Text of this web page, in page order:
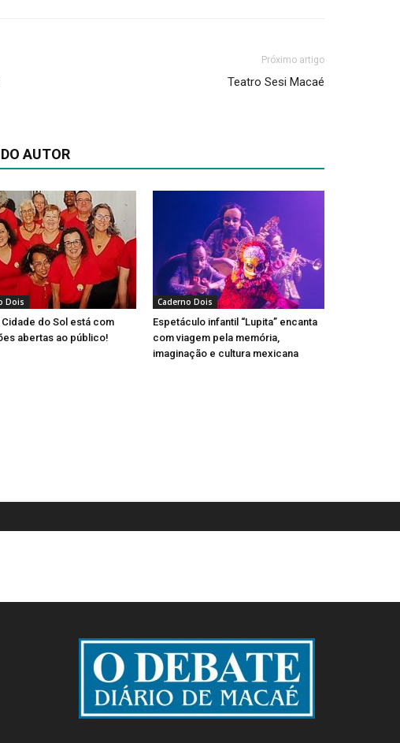
Próximo artigo
Teatro Sesi Macaé
AUTOR
Dois
Cidade do Sol está com
abertas ao público!
Caderno Dois
Espetáculo infantil “Lupita” encanta
com viagem pela memória,
imaginação e cultura mexicana